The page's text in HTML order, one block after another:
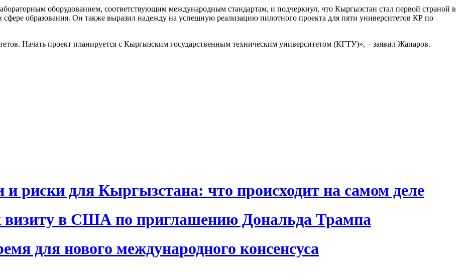
оборудованием, соответствующим международным стандартам, и подчеркнул, что Кыргызстан стал первой страной в
сфере образования. Он также выразил надежду на успешную реализацию пилотного проекта для пяти университетов КР по
Начать проект планируется с Кыргызским государственным техническим университетом (КГТУ)», – заявил Жапаров.
и риски для Кыргызстана: что происходит на самом деле
визиту в США по приглашению Дональда Трампа
для нового международного консенсуса